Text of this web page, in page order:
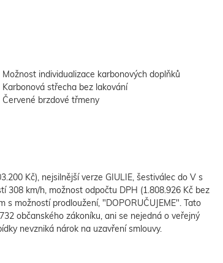
Možnost individualizace karbonových doplňků
Karbonová střecha bez lakování
Červené brzdové třmeny
Kč), nejsilnější verze GIULIE, šestiválec do V s
308 km/h, možnost odpočtu DPH (1.808.926 Kč bez
s možností prodloužení, "DOPORUČUJEME". Tato
občanského zákoníku, ani se nejedná o veřejný
nevzniká nárok na uzavření smlouvy.